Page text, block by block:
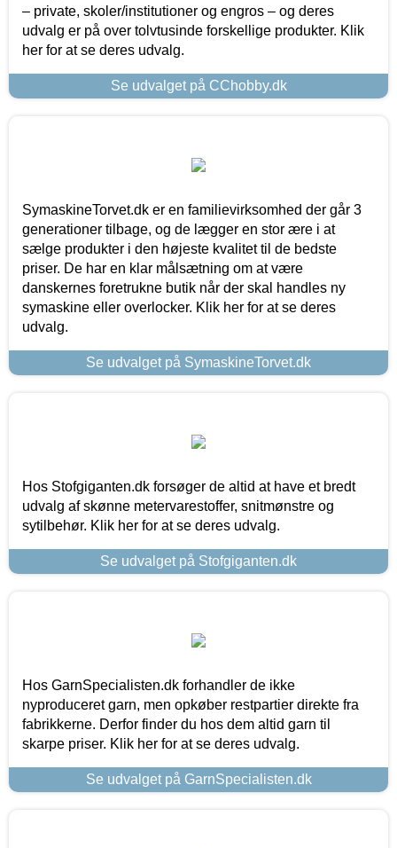
– private, skoler/institutioner og engros – og deres
udvalg er på over tolvtusinde forskellige produkter. Klik
her for at se deres udvalg.
Se udvalget på CChobby.dk
SymaskineTorvet.dk er en familievirksomhed der går 3
generationer tilbage, og de lægger en stor ære i at
sælge produkter i den højeste kvalitet til de bedste
priser. De har en klar målsætning om at være
danskernes foretrukne butik når der skal handles ny
symaskine eller overlocker. Klik her for at se deres
udvalg.
Se udvalget på SymaskineTorvet.dk
Hos Stofgiganten.dk forsøger de altid at have et bredt
udvalg af skønne metervarestoffer, snitmønstre og
sytilbehør. Klik her for at se deres udvalg.
Se udvalget på Stofgiganten.dk
Hos GarnSpecialisten.dk forhandler de ikke
nyproduceret garn, men opkøber restpartier direkte fra
fabrikkerne. Derfor finder du hos dem altid garn til
skarpe priser. Klik her for at se deres udvalg.
Se udvalget på GarnSpecialisten.dk